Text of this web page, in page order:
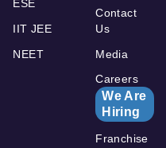
ESE
IIT JEE
NEET
Contact
Us
Media
Careers
We Are
Hiring
Franchise